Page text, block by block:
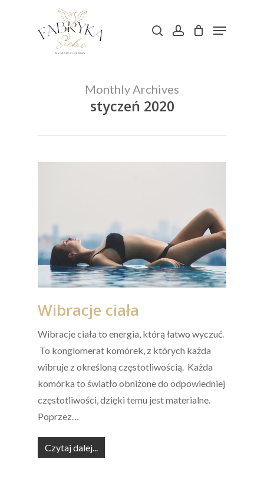
search accountMenu
Monthly Archives
styczeń 2020
Wibracje ciała
Wibracje ciała to energia, którą łatwo wyczuć.
To konglomerat komórek, z których każda
wibruje z określoną częstotliwością. Każda
komórka to światło obniżone do odpowiedniej
częstotliwości, dzięki temu jest materialne.
Poprzez…
Czytaj dalej...